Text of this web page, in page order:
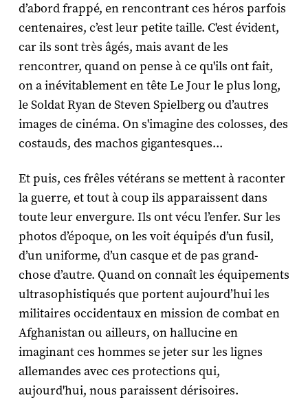
d’abord frappé, en rencontrant ces héros parfois
centenaires, c’est leur petite taille. C'est évident,
car ils sont très âgés, mais avant de les
rencontrer, quand on pense à ce qu'ils ont fait,
on a inévitablement en tête Le Jour le plus long,
le Soldat Ryan de Steven Spielberg ou d’autres
images de cinéma. On s'imagine des colosses, des
costauds, des machos gigantesques...
Et puis, ces frêles vétérans se mettent à raconter
la guerre, et tout à coup ils apparaissent dans
toute leur envergure. Ils ont vécu l’enfer. Sur les
photos d’époque, on les voit équipés d’un fusil,
d’un uniforme, d’un casque et de pas grand-
chose d’autre. Quand on connaît les équipements
ultrasophistiqués que portent aujourd’hui les
militaires occidentaux en mission de combat en
Afghanistan ou ailleurs, on hallucine en
imaginant ces hommes se jeter sur les lignes
allemandes avec ces protections qui,
aujourd'hui, nous paraissent dérisoires.